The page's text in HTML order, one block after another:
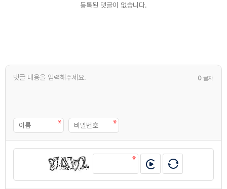
등록된 댓글이 없습니다.
0 글자